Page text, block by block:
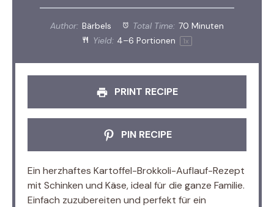
Author: Bärbels Total Time: 70 Minuten
Yield: 4–6 Portionen 1x
PRINT RECIPE
PIN RECIPE
Ein herzhaftes Kartoffel-Brokkoli-Auflauf-Rezept
mit Schinken und Käse, ideal für die ganze Familie.
Einfach zuzubereiten und perfekt für ein